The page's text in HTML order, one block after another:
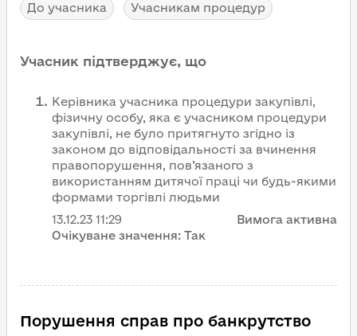
До учасника
Учасникам процедур
Учасник підтверджує, що
Керівника учасника процедури закупівлі,
фізичну особу, яка є учасником процедури
закупівлі, не було притягнуто згідно із
законом до відповідальності за вчинення
правопорушення, пов’язаного з
використанням дитячої праці чи будь-якими
формами торгівлі людьми
13.12.23 11:29
Вимога активна
Очікуване значення: Так
Порушення справ про банкрутство